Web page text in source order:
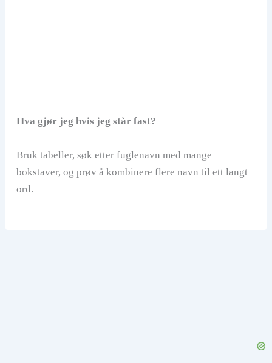
Hva gjør jeg hvis jeg står fast?
Bruk tabeller, søk etter fuglenavn med mange
bokstaver, og prøv å kombinere flere navn til ett langt
ord.